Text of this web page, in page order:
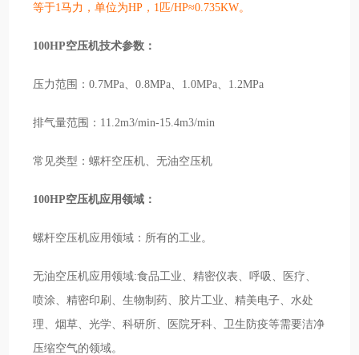
等于1马力，单位为HP，1匹/HP≈0.735KW。
100HP空压机技术参数：
压力范围：0.7MPa、0.8MPa、1.0MPa、1.2MPa
排气量范围：11.2m3/min-15.4m3/min
常见类型：螺杆空压机、无油空压机
100HP空压机应用领域：
螺杆空压机应用领域：所有的工业。
无油空压机应用领域:食品工业、精密仪表、呼吸、医疗、
喷涂、精密印刷、生物制药、胶片工业、精美电子、水处
理、烟草、光学、科研所、医院牙科、卫生防疫等需要洁净
压缩空气的领域。